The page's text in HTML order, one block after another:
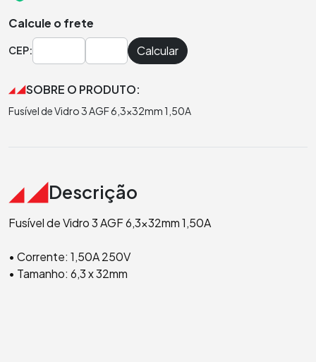
Calcule o frete
CEP: Calcular
SOBRE O PRODUTO:
Fusível de Vidro 3 AGF 6,3x32mm 1,50A
Descrição
Fusível de Vidro 3 AGF 6,3x32mm 1,50A
• Corrente: 1,50A 250V
• Tamanho: 6,3 x 32mm